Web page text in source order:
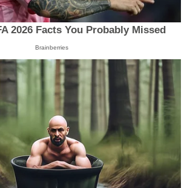
2026 Facts You Probably Missed
Brainberries